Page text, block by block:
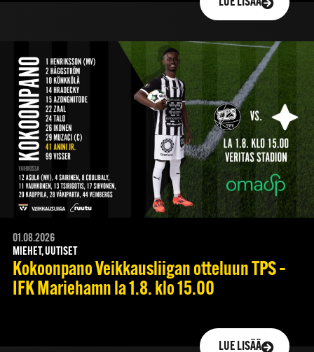
01.08.2026
MIEHET, UUTISET
Kokoonpano Veikkausliigan otteluun TPS –
IFK Mariehamn la 1.8. klo 15.00
LUE LISÄÄ